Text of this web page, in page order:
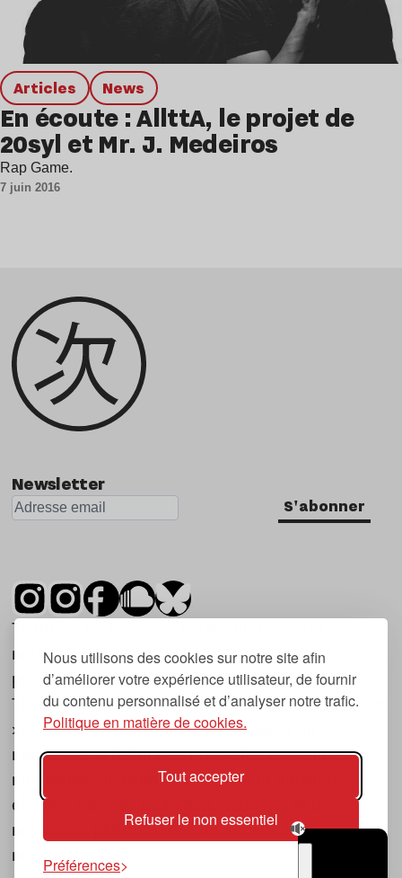
Nous utilisons des cookies sur notre site afin
d’améliorer votre expérience utilisateur, de fournir
du contenu personnalisé et d’analyser notre trafic.
Politique en matière de cookies.
Tout accepter
Refuser le non essentiel
Préférences
Articles news
En écoute : AllttA, le projet de
20syl et Mr. J. Medeiros
Rap Game.
7 juin 2016
Newsletter
S'abonner
Tsugi est un mensuel indépendant sur la
musique et les nouvelles tendances, dont la
première parution date de 2007.
Tsugi en japonais signifie « prochain », « suivant
», ce qui correspond à la thématique du
magazine, à l’affût des nouvelles tendances
musicales, qu’elles viennent de la musique
électronique, du rock ou du hip hop, et des
nouveaux phénomènes de société liés à la
musique.